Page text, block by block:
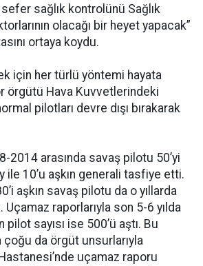
sağlık kontrolünü Sağlık
olacağı bir heyet yapacak”
ortaya koydu.
için her türlü yöntemi hayata
örgütü Hava Kuvvetlerindeki
pilotları devre dışı bırakarak
2014 arasında savaş pilotu 50’yi
ile 10’u aşkın generali tasfiye etti.
aşkın savaş pilotu da o yıllarda
Uçamaz raporlarıyla son 5-6 yılda
pilot sayısı ise 500’ü aştı. Bu
çoğu da örgüt unsurlarıyla
uçamaz raporu